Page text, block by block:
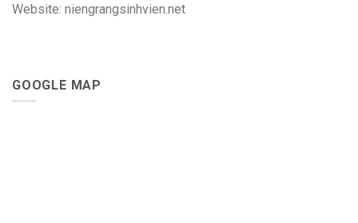
Website: niengrangsinhvien.net
GOOGLE MAP